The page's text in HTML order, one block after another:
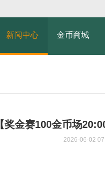
新闻中心 金币商城
【奖金赛100金币场
2026-06-02